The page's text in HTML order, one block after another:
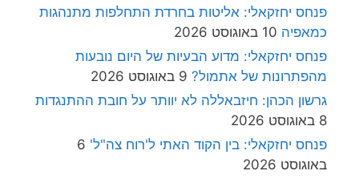
פנחס יחזקאלי: אליטות בחרדת התחלפות מתנהגות
כמאפיה 10 באוגוסט 2026
פנחס יחזקאלי: מדוע הבעיות של היום נובעות
מהפתרונות של אתמול? 9 באוגוסט 2026
גרשון הכהן: חיזבאללה לא יוותר על חובת ההתנגדות
8 באוגוסט 2026
פנחס יחזקאלי: בין הקוד האתי ל'רוח צה"ל' 6
באוגוסט 2026